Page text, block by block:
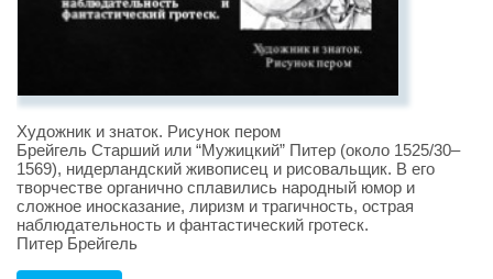
Художник и знаток. Рисунок пером
Брейгель Старший или “Мужицкий” Питер (около 1525/30–
1569), нидерландский живописец и рисовальщик. В его
творчестве органично сплавились народный юмор и
сложное иносказание, лиризм и трагичность, острая
наблюдательность и фантастический гротеск.
Питер Брейгель